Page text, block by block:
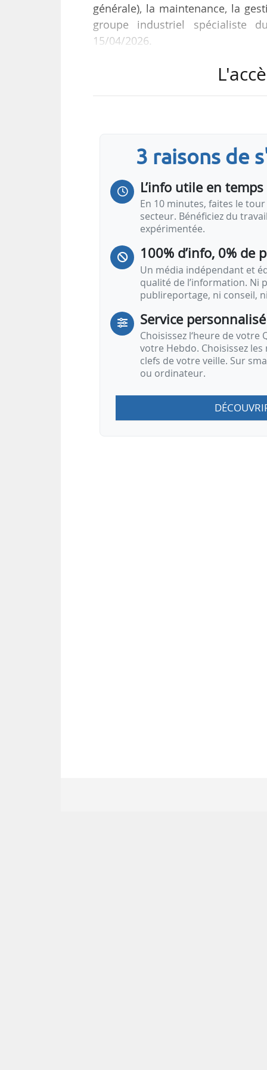
générale), la maintenance, la
groupe industriel spécialiste
15/04/2026.
« À plus long terme, les
3 raisons de
L’info utile en
En 10 minutes, faites le
secteur. Bénéficiez du
expérimentée.
100% d’info, 0% de
Un média indépendant et
qualité de l’information. Ni
publireportage, ni conseil,
Service personnalisé
Choisissez l‘heure de
votre Hebdo. Choisissez
clefs de votre veille. Sur
ou ordinateur.